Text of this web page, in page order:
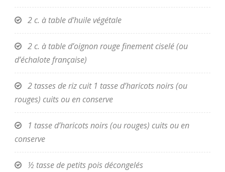
2 c. à table d’huile végétale
2 c. à table d’oignon rouge finement ciselé (ou
d’échalote française)
2 tasses de riz cuit 1 tasse d’haricots noirs (ou
rouges) cuits ou en conserve
1 tasse d’haricots noirs (ou rouges) cuits ou en
conserve
½ tasse de petits pois décongelés